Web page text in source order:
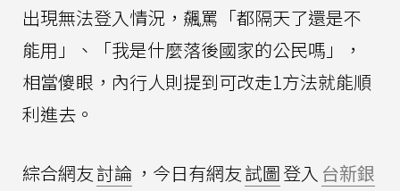
出現無法登入情況，飆罵「都隔天了還是不
能用」、「我是什麼落後國家的公民嗎」，
相當傻眼，內行人則提到可改走1方法就能順
利進去。
綜合網友討論 ，今日有網友試圖登入 台新銀